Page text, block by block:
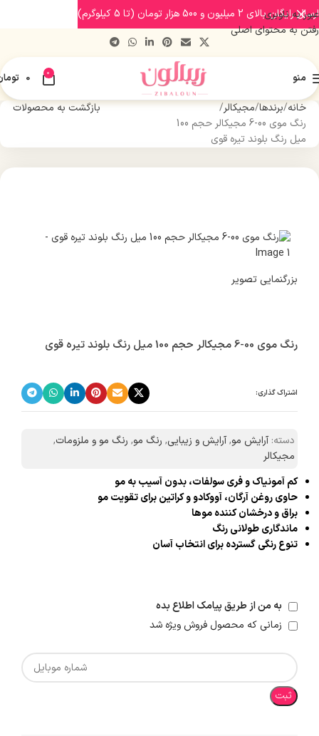
عبور به ناوبری
رفتن به محتوای اصلی
منو 0
0
خانه برندها مجیکالر
رنگ موی 00-6 مجیکالر حجم 100
میل رنگ بلوند تیره قوی
بازگشت به محصولات
بزرگنمایی تصویر
رنگ موی 00-6 مجیکالر حجم 100 میل رنگ بلوند تیره قوی
اشتراک گذاری:
دسته: آرایش مو,آرایش و زیبایی, رنگ مو, رنگ مو و ملزومات,
مجیکالر
کم آمونیاک و فری سولفات، بدون آسیب به مو
حاوی روغن آرگان، آووکادو و کراتین برای تقویت مو
براق و درخشان کننده موها
ماندگاری طولانی رنگ
تنوع رنگی گسترده برای انتخاب آسان
به من از طریق پیامک اطلاع بده
زمانی که محصول فروش ویژه شد
ثبت
ارسال رایگان بالای 2 میلیون و 500 هزار تومان (تا 5 کیلوگرم)